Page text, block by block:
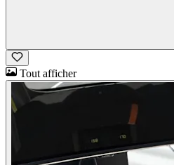
Tout afficher